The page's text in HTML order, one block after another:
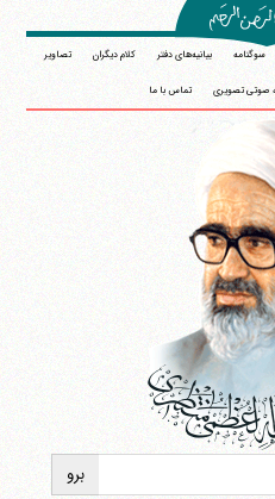
سوگنامه بیانیه‌های دفتر کلام دیگران تصاویر
صوتی تصویری تماس با ما